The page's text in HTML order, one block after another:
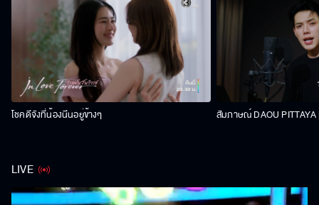
โชคดีจังที่น้องนีนอยู่ข้างๆ สัมภาษณ์ DAOU PITTAYA
LIVE